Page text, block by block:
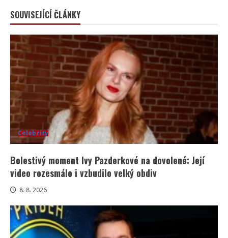
SOUVISEJÍCÍ ČLÁNKY
Celebrity
Bolestivý moment Ivy Pazderkové na dovolené: Její
video rozesmálo i vzbudilo velký obdiv
8. 8. 2026